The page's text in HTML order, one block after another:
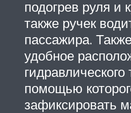
подогрев руля и
также ручек
пассажира.
удобное
помощью
зафиксировать